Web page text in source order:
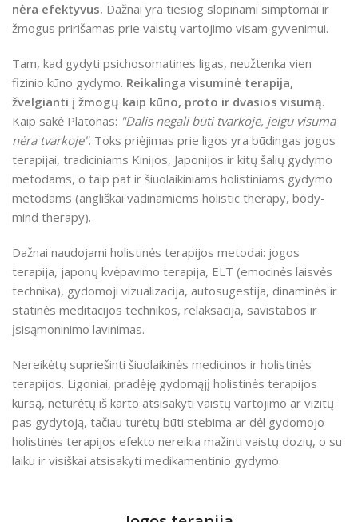
nėra efektyvus. Dažnai yra tiesiog slopinami simptomai ir
žmogus pririšamas prie vaistų vartojimo visam gyvenimui.
Tam, kad gydyti psichosomatines ligas, neužtenka vien
fizinio kūno gydymo. Reikalinga visuminė terapija,
žvelgianti į žmogų kaip kūno, proto ir dvasios visumą.
Kaip sakė Platonas: "Dalis negali būti tvarkoje, jeigu visuma
nėra tvarkoje". Toks priėjimas prie ligos yra būdingas jogos
terapijai, tradiciniams Kinijos, Japonijos ir kitų šalių gydymo
metodams, o taip pat ir šiuolaikiniams holistiniams gydymo
metodams (angliškai vadinamiems holistic therapy, body-
mind therapy).
Dažnai naudojami holistinės terapijos metodai: jogos
terapija, japonų kvėpavimo terapija, ELT (emocinės laisvės
technika), gydomoji vizualizacija, autosugestija, dinaminės ir
statinės meditacijos technikos, relaksacija, savistabos ir
įsisąmoninimo lavinimas.
Nereikėtų supriešinti šiuolaikinės medicinos ir holistinės
terapijos. Ligoniai, pradėję gydomąjį holistinės terapijos
kursą, neturėtų iš karto atsisakyti vaistų vartojimo ar vizitų
pas gydytoją, tačiau turėtų būti stebima ar dėl gydomojo
holistinės terapijos efekto nereikia mažinti vaistų dozių, o su
laiku ir visiškai atsisakyti medikamentinio gydymo.